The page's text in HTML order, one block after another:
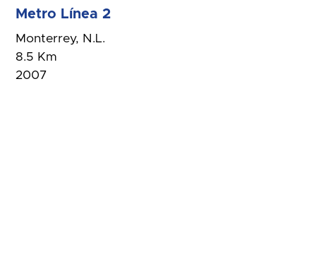
Metro Línea 2
Monterrey, N.L.
8.5 Km
2007